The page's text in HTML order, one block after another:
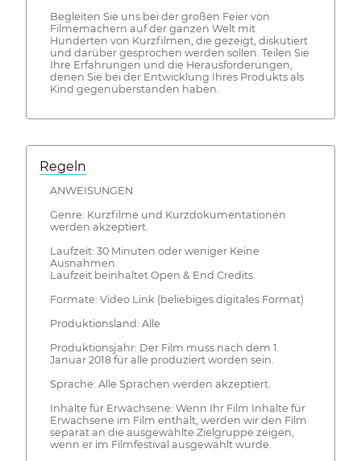
Begleiten Sie uns bei der großen Feier von
Filmemachern auf der ganzen Welt mit
Hunderten von Kurzfilmen, die gezeigt, diskutiert
und darüber gesprochen werden sollen. Teilen Sie
Ihre Erfahrungen und die Herausforderungen,
denen Sie bei der Entwicklung Ihres Produkts als
Kind gegenüberstanden haben.
Regeln
ANWEISUNGEN
Genre: Kurzfilme und Kurzdokumentationen
werden akzeptiert.
Laufzeit: 30 Minuten oder weniger Keine
Ausnahmen.
Laufzeit beinhaltet Open & End Credits.
Formate: Video Link (beliebiges digitales Format)
Produktionsland: Alle
Produktionsjahr: Der Film muss nach dem 1.
Januar 2018 für alle produziert worden sein.
Sprache: Alle Sprachen werden akzeptiert.
Inhalte für Erwachsene: Wenn Ihr Film Inhalte für
Erwachsene im Film enthält, werden wir den Film
separat an die ausgewählte Zielgruppe zeigen,
wenn er im Filmfestival ausgewählt wurde.